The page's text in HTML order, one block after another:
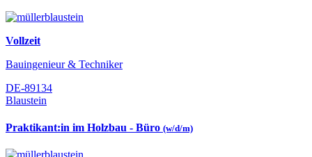
Vollzeit
Bauingenieur & Techniker
DE-89134
Blaustein
Praktikant:in im Holzbau - Büro (w/d/m)